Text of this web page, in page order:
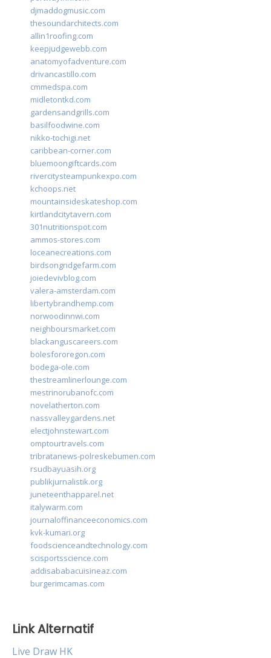
djmaddogmusic.com
thesoundarchitects.com
allin1roofing.com
keepjudgewebb.com
anatomyofadventure.com
drivancastillo.com
cmmedspa.com
midletontkd.com
gardensandgrills.com
basilfoodwine.com
nikko-tochigi.net
caribbean-corner.com
bluemoongiftcards.com
rivercitysteampunkexpo.com
kchoops.net
mountainsideskateshop.com
kirtlandcitytavern.com
301nutritionspot.com
ammos-stores.com
loceanecreations.com
birdsongridgefarm.com
joiedevivblog.com
valera-amsterdam.com
libertybrandhemp.com
norwoodinnwi.com
neighboursmarket.com
blackanguscareers.com
bolesfororegon.com
bodega-ole.com
thestreamlinerlounge.com
mestrinorubanofc.com
novelatherton.com
nassvalleygardens.net
electjohnstewart.com
omptourtravels.com
tribratanews-polreskebumen.com
rsudbayuasih.org
publikjurnalistik.org
juneteenthapparel.net
italywarm.com
journaloffinanceeconomics.com
kvk-kumari.org
foodscienceandtechnology.com
scisportsscience.com
addisababacuisineaz.com
burgerimcamas.com
Link Alternatif
Live Draw HK